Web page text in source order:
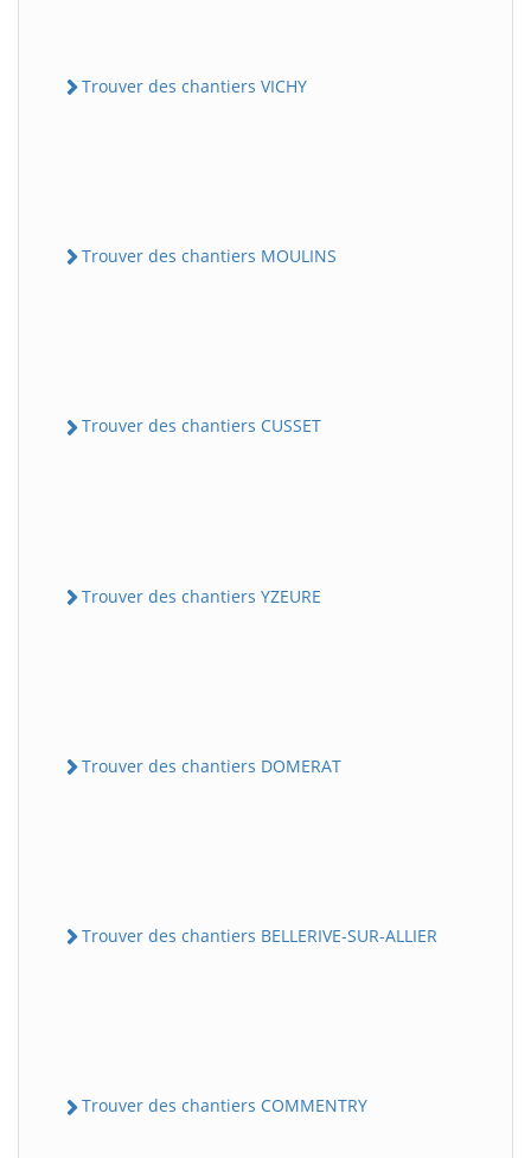
Trouver des chantiers VICHY
Trouver des chantiers MOULINS
Trouver des chantiers CUSSET
Trouver des chantiers YZEURE
Trouver des chantiers DOMERAT
Trouver des chantiers BELLERIVE-SUR-ALLIER
Trouver des chantiers COMMENTRY